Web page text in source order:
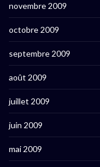
novembre 2009
octobre 2009
septembre 2009
août 2009
juillet 2009
juin 2009
mai 2009